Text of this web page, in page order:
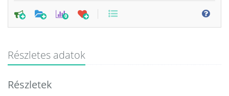
0
Részletes adatok
Részletek